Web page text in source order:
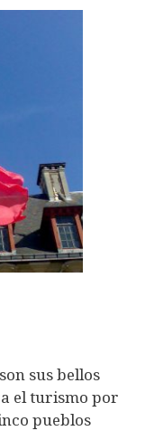
sus bellos
el turismo por
pueblos